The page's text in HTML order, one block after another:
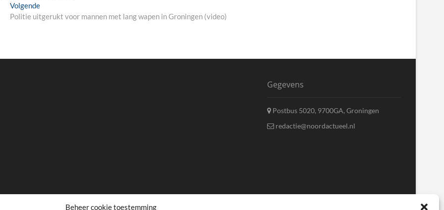
Beheer cookie toestemming
VolgendeNext
post:
Politie uitgerukt voor mannen met lang wapen in Groningen (video)
Gegevens
Postbus 5020, 9700GA, Groningen
redactie@noordactueel.nl